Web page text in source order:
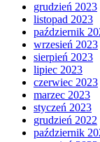
grudzień 2023
listopad 2023
październik
wrzesień 2023
sierpień 2023
lipiec 2023
czerwiec 2023
marzec 2023
styczeń 2023
grudzień 2022
październik